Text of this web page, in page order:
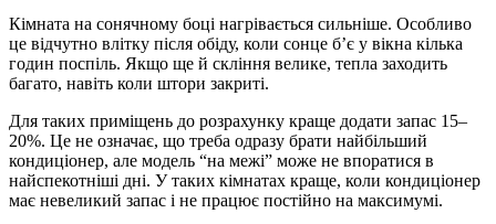
Кімната на сонячному боці нагрівається сильніше. Особливо
це відчутно влітку після обіду, коли сонце б’є у вікна кілька
годин поспіль. Якщо ще й скління велике, тепла заходить
багато, навіть коли штори закриті.
Для таких приміщень до розрахунку краще додати запас 15–
20%. Це не означає, що треба одразу брати найбільший
кондиціонер, але модель “на межі” може не впоратися в
найспекотніші дні. У таких кімнатах краще, коли кондиціонер
має невеликий запас і не працює постійно на максимумі.